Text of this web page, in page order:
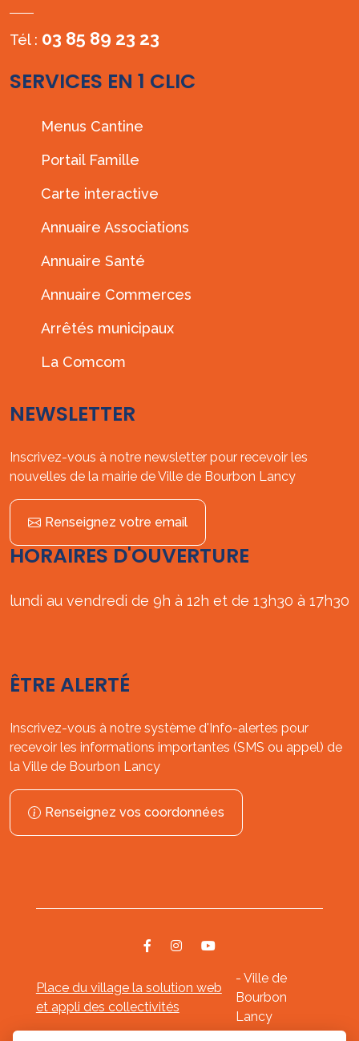
Tél : 03 85 89 23 23
SERVICES EN 1 CLIC
Menus Cantine
Portail Famille
Carte interactive
Annuaire Associations
Annuaire Santé
Annuaire Commerces
Arrêtés municipaux
La Comcom
NEWSLETTER
Inscrivez-vous à notre newsletter pour recevoir les
nouvelles de la mairie de Ville de Bourbon Lancy
Renseignez votre email
HORAIRES D'OUVERTURE
lundi au vendredi de 9h à 12h et de 13h30 à 17h30
ÊTRE ALERTÉ
Inscrivez-vous à notre système d'Info-alertes pour
recevoir les informations importantes (SMS ou appel) de
la Ville de Bourbon Lancy
Renseignez vos coordonnées
Place du village la solution web
et appli des collectivités
- Ville de
Bourbon
Lancy
Mentions légales-- Gestion des cookies